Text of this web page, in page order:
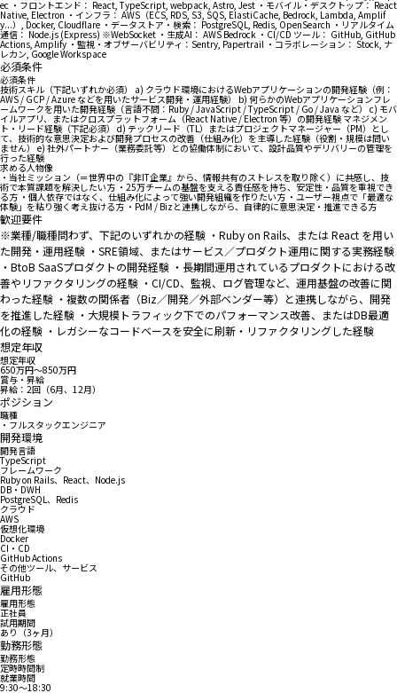
ec ・フロントエンド： React, TypeScript, webpack, Astro, Jest ・モバイル・デスクトップ： React
Native, Electron ・インフラ： AWS（ECS, RDS, S3, SQS, ElastiCache, Bedrock, Lambda, Amplif
y...）, Docker, Cloudflare ・データストア・検索： PostgreSQL, Redis, OpenSearch ・リアルタイム
通信： Node.js (Express) ※WebSocket ・生成AI： AWS Bedrock ・CI/CD ツール： GitHub, GitHub
Actions, Amplify ・監視・オブザーバビリティ：Sentry, Papertrail ・コラボレーション： Stock, ナ
レカン, Google Workspace
必須条件
必須条件
技術スキル（下記いずれか必須） a) クラウド環境におけるWebアプリケーションの開発経験（例：
AWS / GCP / Azure などを用いたサービス開発・運用経験） b) 何らかのWebアプリケーションフレ
ームワークを用いた開発経験（言語不問：Ruby / JavaScript / TypeScript / Go / Java など） c) モバ
イルアプリ、またはクロスプラットフォーム（React Native / Electron 等）の開発経験 マネジメン
ト・リード経験（下記必須） d) テックリード（TL）またはプロジェクトマネージャー（PM）とし
て、技術的な意思決定および開発プロセスの改善（仕組み化）を主導した経験（役割・規模は問い
ません） e) 社外パートナー（業務委託等）との協働体制において、設計品質やデリバリーの管理を
行った経験
求める人物像
・当社ミッション（＝世界中の『非IT企業』から、情報共有のストレスを取り除く）に共感し、技
術で本質課題を解決したい方 ・25万チームの基盤を支える責任感を持ち、安定性・品質を重視でき
る方 ・個人依存ではなく、仕組み化によって強い開発組織を作りたい方 ・ユーザー視点で「最適な
体験」を粘り強く考え抜ける方 ・PdM / Bizと連携しながら、自律的に意思決定・推進できる方
歓迎要件
※業種/職種問わず、下記のいずれかの経験 ・Ruby on Rails、または React を用い
た開発・運用経験 ・SRE領域、またはサービス／プロダクト運用に関する実務経験
・BtoB SaaSプロダクトの開発経験 ・長期間運用されているプロダクトにおける改
善やリファクタリングの経験 ・CI/CD、監視、ログ管理など、運用基盤の改善に関
わった経験 ・複数の関係者（Biz／開発／外部ベンダー等）と連携しながら、開発
を推進した経験 ・大規模トラフィック下でのパフォーマンス改善、またはDB最適
化の経験 ・レガシーなコードベースを安全に刷新・リファクタリングした経験
想定年収
想定年収
650万円〜850万円
賞与・昇給
昇給：2回（6月、12月）
ポジション
職種
・フルスタックエンジニア
開発環境
開発言語
TypeScript
フレームワーク
Ruby on Rails、React、Node.js
DB・DWH
PostgreSQL、Redis
クラウド
AWS
仮想化環境
Docker
CI・CD
GitHub Actions
その他ツール、サービス
GitHub
雇用形態
雇用形態
正社員
試用期間
あり（3ヶ月）
勤務形態
勤務形態
定時時間制
就業時間
9:30〜18:30